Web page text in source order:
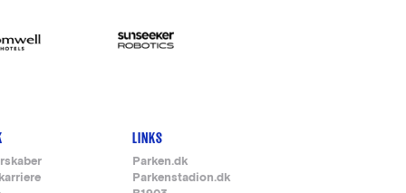
LINKS
Parken.dk
Parkenstadion.dk